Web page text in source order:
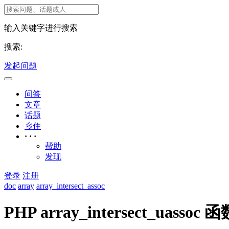
输入关键字进行搜索
搜索:
发起问题
问答
文章
话题
乡住
· · ·
帮助
发现
登录 注册
doc array array_intersect_assoc
PHP array_intersect_uassoc 函